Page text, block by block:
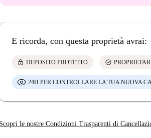
E ricorda, con questa proprietà avrai:
lock DEPOSITO PROTETTO check_circle
24H PER CONTROLLARE LA TUA NUOVA
Scopri le nostre Condizioni Trasparenti di